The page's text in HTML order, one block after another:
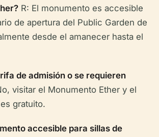
R: El monumento es accesible
de apertura del Public Garden de
desde el amanecer hasta el
de admisión o se requieren
visitar el Monumento Ether y el
gratuito.
accesible para sillas de